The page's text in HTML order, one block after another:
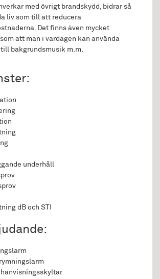
med övrigt brandskydd, bidrar så
liv som till att reducera
Det finns även mycket
att man i vardagen kan använda
bakgrundsmusik m.m.
underhåll
dB och STI
hänvisningsskyltar